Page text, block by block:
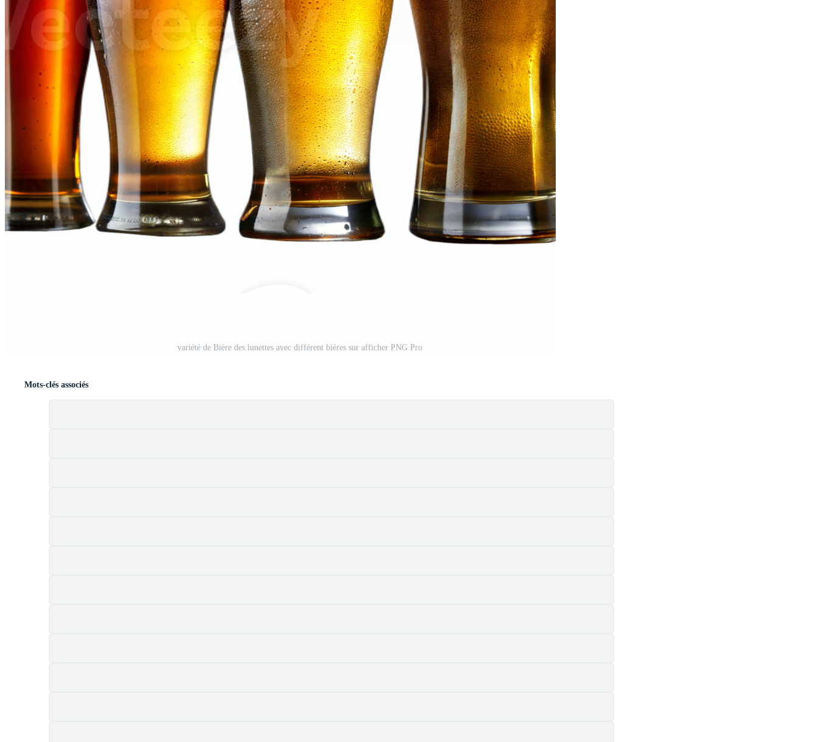
variété de Bière des lunettes avec différent bières sur afficher PNG Pro
Mots-clés associés